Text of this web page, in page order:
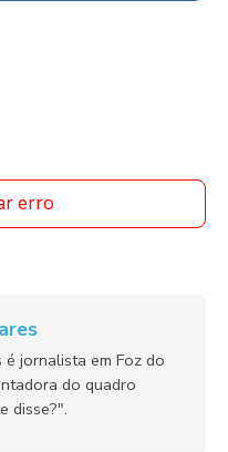
erro
é jornalista em Foz do
do quadro
disse?".